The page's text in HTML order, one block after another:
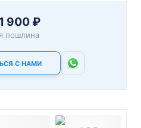
900 ₽
пошлина
С НАМИ